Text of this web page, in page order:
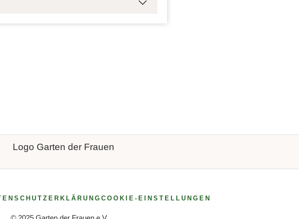
mit dem Ziel "freie,
durch soziale und religiöse
Russland, heute Litauen)
COOKIE-EINSTELLUNGEN